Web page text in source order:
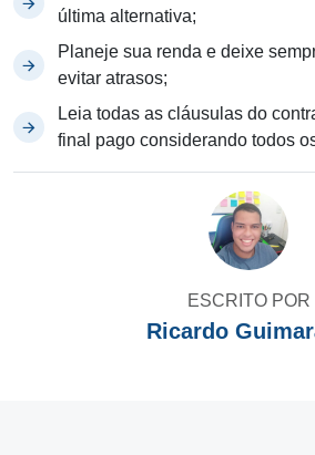
última alternativa;
Planeje sua renda e deixe
evitar atrasos;
Leia todas as cláusulas do
final pago considerando todos
ESCRITO POR
Ricardo